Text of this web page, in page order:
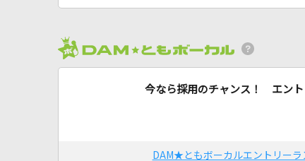
今なら採用のチャンス！ エント
DAM★ともボーカルエントリーラ